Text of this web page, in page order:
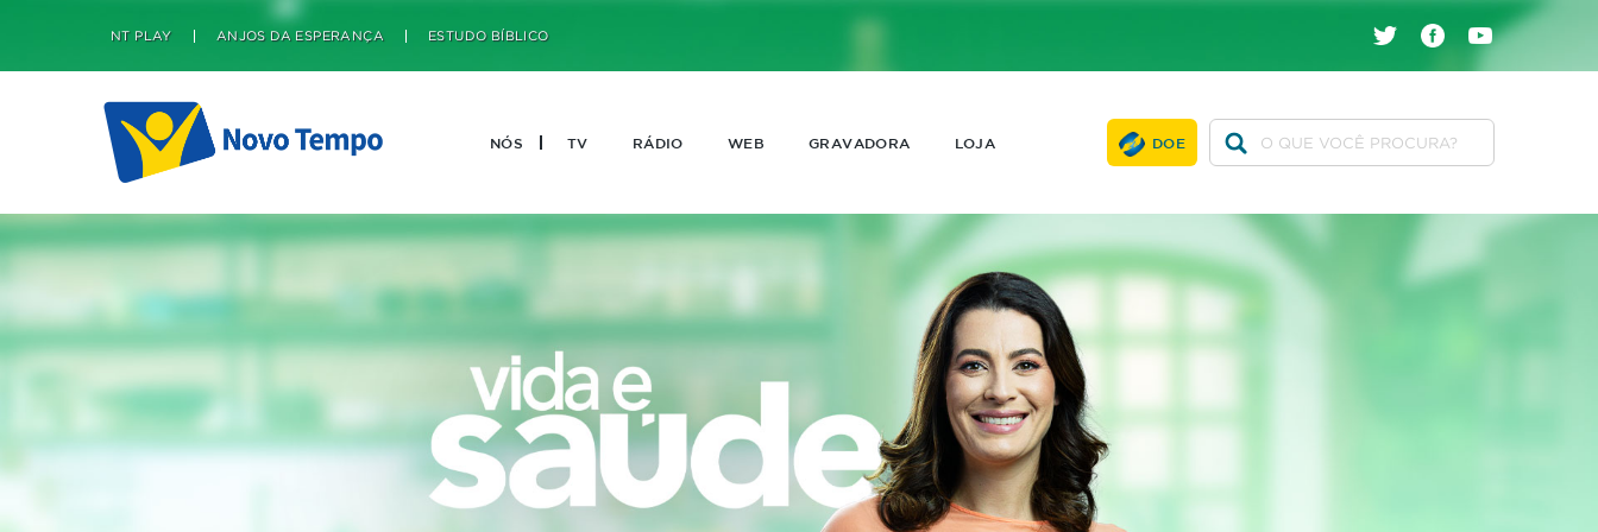
NÓS TV RÁDIO WEB
NT PLAY ANJOS DA ESPERANÇA ESTUDO BÍBLICO
GRAVADORA LOJA DOE
youtube